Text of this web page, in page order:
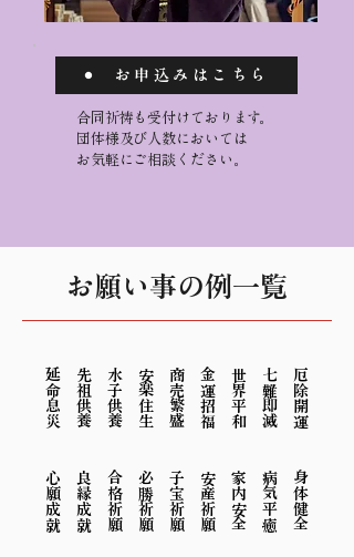
お申込みはこちら
合同祈祷も受付けております。
団体様及び人数においては
お気軽にご相談ください。
お願い事の例一覧
厄除開運
七難即滅
世界平和
金運招福
商売繁盛
安楽住生
水子供養
先祖供養
延命息災
身体健全
病気平癒
家内安全
安産祈願
子宝祈願
必勝祈願
合格祈願
良縁成就
心願成就